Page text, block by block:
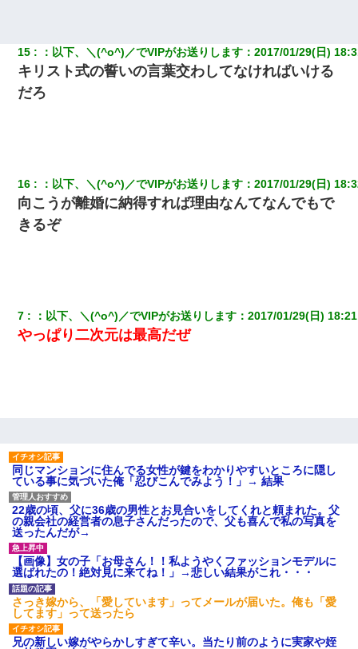
15 ： 以下、＼(^o^)／でVIPがお送りします ：2017/01/29(日)
キリスト式の誓いの言葉交わしてなければいける
だろ
16 ： 以下、＼(^o^)／でVIPがお送りします ：2017/01/29(日)
向こうが離婚に納得すれば理由なんてなんでもで
きるぞ
7 ： 以下、＼(^o^)／でVIPがお送りします ：2017/01/29(日)
やっぱり二次元は最高だぜ
同じマンションに住んでる女性が鍵をわかりやすいところに隠し
ている事に気づいた俺「忍びこんでみよう！」→ 結果
22歳の頃、父に36歳の男性とお見合いをしてくれと頼まれた。父
の親会社の経営者の息子さんだったので、父も喜んで私の写真を
送ったんだが→
【画像】女の子「お母さん！！私ようやくファッションモデルに
選ばれたの！絶対見に来てね！」→悲しい結果がこれ・・・
さっき嫁から、「愛しています」ってメールが届いた。俺も「愛
してます」って送ったら
兄の新しい嫁がやらかしすぎて辛い。当たり前のように実家や姪